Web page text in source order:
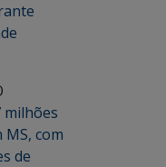
milhões
com
de